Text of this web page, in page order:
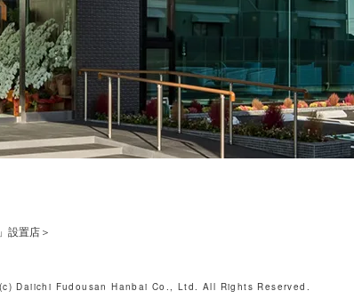
設置店＞
(c) Daiichi Fudousan Hanbai Co., Ltd. All Rights Reserved.